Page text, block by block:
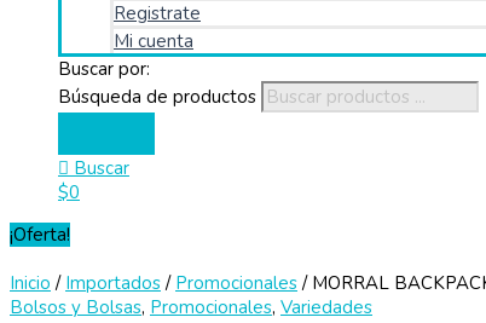
Registrate
Mi cuenta
Buscar por:
Búsqueda de productos
Buscar
$0
¡Oferta!
Inicio / Importados/ Promocionales/ MORRAL
Bolsos y Bolsas, Promocionales, Variedades